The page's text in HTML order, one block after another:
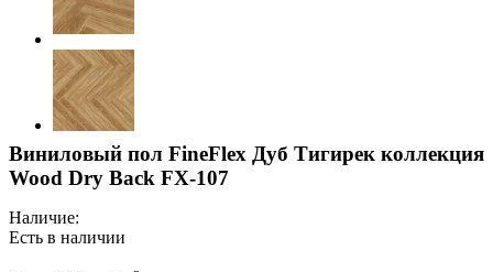
Виниловый пол FineFlex Дуб Тигирек коллекция
Wood Dry Back FX-107
Наличие:
Есть в наличии